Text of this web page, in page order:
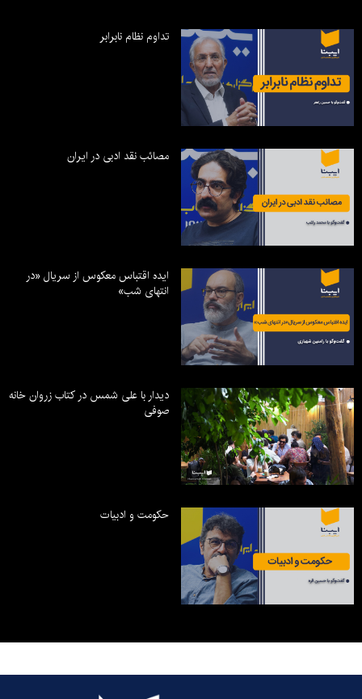
تداوم نظام نابرابر
مصائب نقد ادبی در ایران
ایده اقتباس معکوس از سریال «در
انتهای شب»
دیدار با علی شمس در کتاب زروان خانه
صوفی
حکومت و ادبیات